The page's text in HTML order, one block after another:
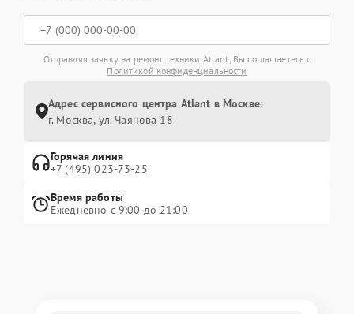
Отправляя заявку на ремонт техники Atlant, Вы соглашаетесь с
Политикой конфиденциальности
Адрес сервисного центра Atlant в Москве:
г. Москва, ул. Чаянова 18
Горячая линия
+7 (495) 023-73-25
Время работы
Ежедневно с 9:00 до 21:00